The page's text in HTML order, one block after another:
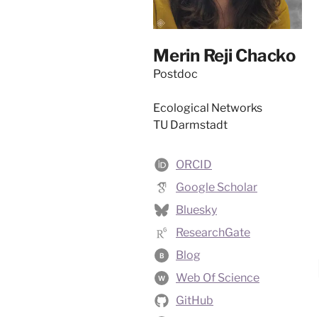
Merin Reji Chacko
Postdoc
Ecological Networks
TU Darmstadt
ORCID
Google Scholar
Bluesky
ResearchGate
B Blog
W
Web Of Science
GitHub